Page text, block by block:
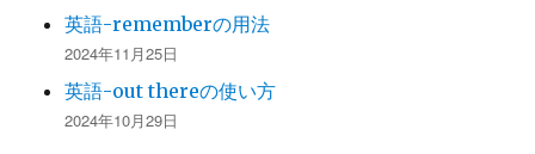
英語-rememberの用法
2024年11月25日
英語-out thereの使い方
2024年10月29日